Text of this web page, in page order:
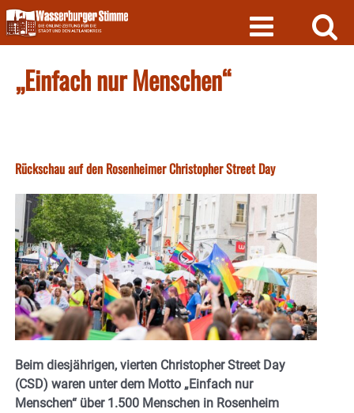
Skip
to
content
„Einfach nur Menschen“
Rückschau auf den Rosenheimer Christopher Street Day
Beim diesjährigen, vierten Christopher Street Day
(CSD) waren unter dem Motto „Einfach nur
Menschen“ über 1.500 Menschen in Rosenheim